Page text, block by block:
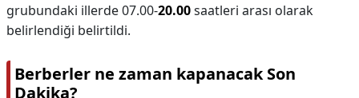
grubundaki illerde 07.00-20.00saatleri arası olarak
belirlendiği belirtildi.
Berberler ne zaman kapanacak Son
Dakika?